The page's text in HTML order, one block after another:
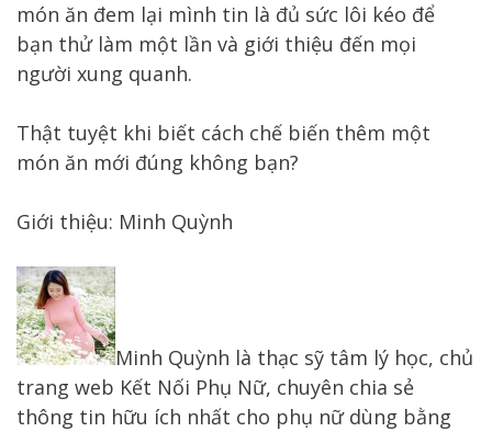
món ăn đem lại mình tin là đủ sức lôi kéo để
bạn thử làm một lần và giới thiệu đến mọi
người xung quanh.
Thật tuyệt khi biết cách chế biến thêm một
món ăn mới đúng không bạn?
Giới thiệu: Minh Quỳnh
Minh Quỳnh là thạc sỹ tâm lý học, chủ
trang web Kết Nối Phụ Nữ, chuyên chia sẻ
thông tin hữu ích nhất cho phụ nữ dùng bằng